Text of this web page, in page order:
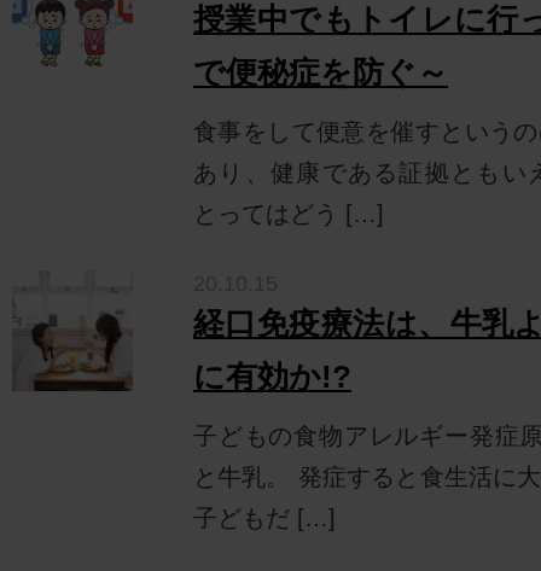
授業中でもトイレに行
で便秘症を防ぐ～
食事をして便意を催すという
あり、健康である証拠ともい
とってはどう […]
経口免疫療法は、牛乳
に有効か!?
子どもの食物アレルギー発症
と牛乳。 発症すると食生活に
子どもだ […]